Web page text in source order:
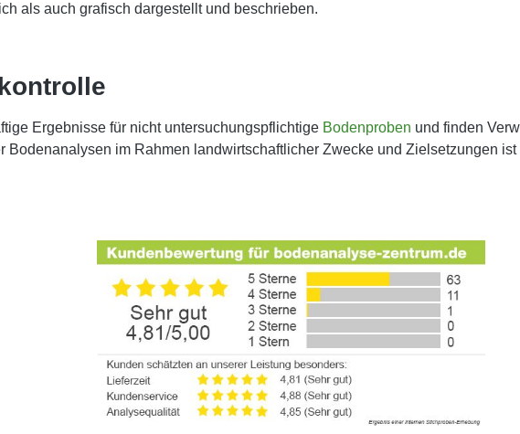
als auch grafisch dargestellt und beschrieben.
Ergebnisse für nicht untersuchungspflichtige Bodenproben und finden
Bodenanalysen im Rahmen landwirtschaftlicher Zwecke und Zielsetzungen